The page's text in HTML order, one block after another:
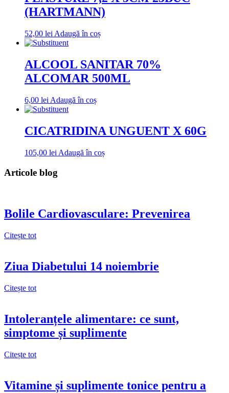
(HARTMANN)
52,00 lei Adaugă în coș
ALCOOL SANITAR 70%
ALCOMAR 500ML
6,00 lei Adaugă în coș
CICATRIDINA UNGUENT X 60G
105,00 lei Adaugă în coș
Articole blog
Bolile Cardiovasculare: Prevenirea
Citește tot
Ziua Diabetului 14 noiembrie
Citește tot
Intoleranțele alimentare: ce sunt,
simptome și suplimente
Citește tot
Vitamine și suplimente tonice pentru a